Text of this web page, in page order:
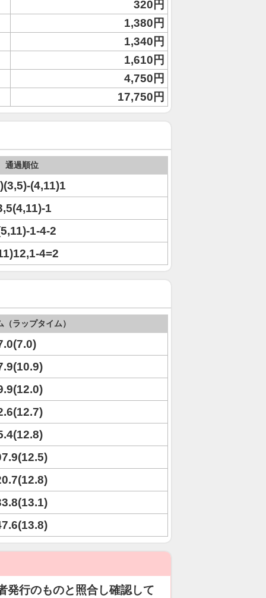
320円
1,380円
1,340円
1,610円
4,750円
17,750円
通過順位
(4,11)1
1
1-4-2
4=2
ラップタイム）
発行のものと照合し確認して